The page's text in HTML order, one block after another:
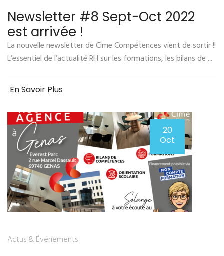
Newsletter #8 Sept-Oct 2022
est arrivée !
La nouvelle newsletter de Cime Compétences vient de sortir !!
L’essentiel de l’actualité RH sur les formations, les bilans de ...
En Savoir Plus
20
Oct
Actus & Événements